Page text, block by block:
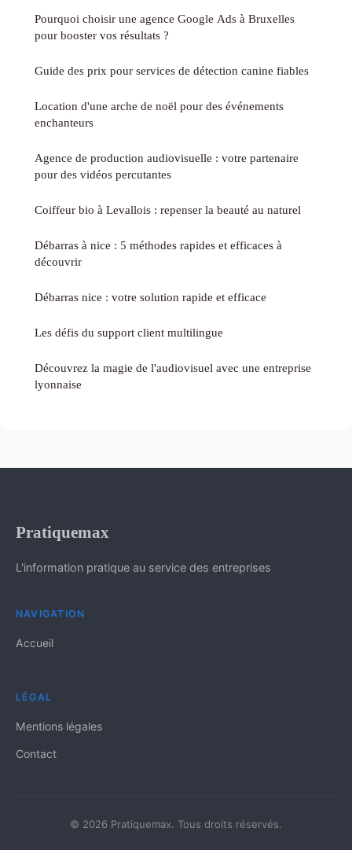
Pourquoi choisir une agence Google Ads à Bruxelles
pour booster vos résultats ?
Guide des prix pour services de détection canine fiables
Location d'une arche de noël pour des événements
enchanteurs
Agence de production audiovisuelle : votre partenaire
pour des vidéos percutantes
Coiffeur bio à Levallois : repenser la beauté au naturel
Débarras à nice : 5 méthodes rapides et efficaces à
découvrir
Débarras nice : votre solution rapide et efficace
Les défis du support client multilingue
Découvrez la magie de l'audiovisuel avec une entreprise
lyonnaise
Pratiquemax
L'information pratique au service des entreprises
NAVIGATION
Accueil
LÉGAL
Mentions légales
Contact
© 2026 Pratiquemax. Tous droits réservés.